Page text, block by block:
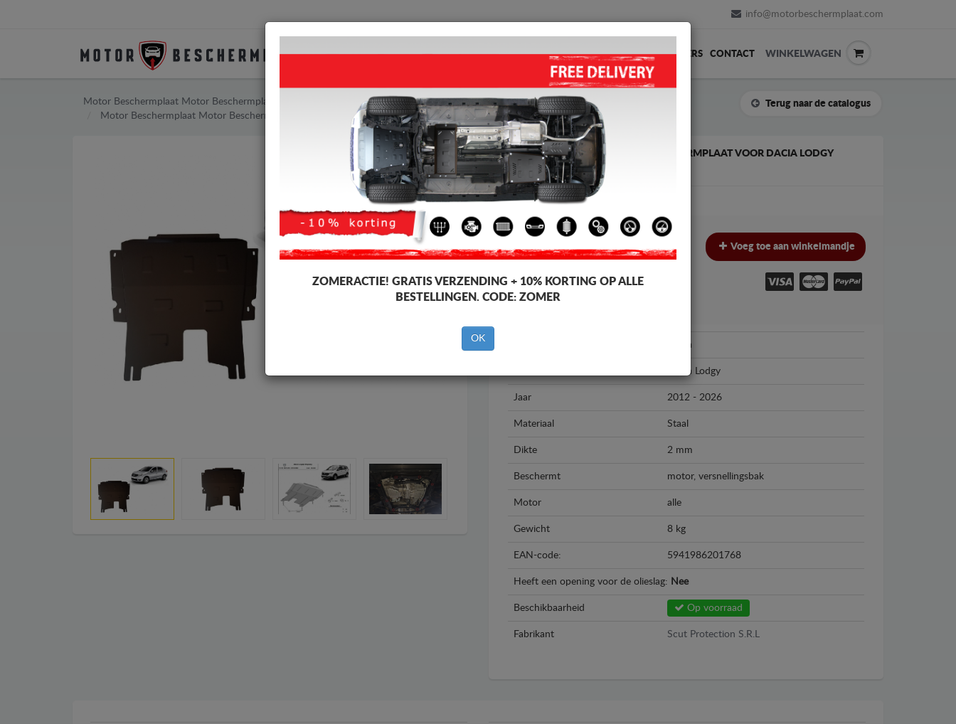
info@motorbeschermplaat.com
BESCHERMPLAAT HOME VERZENDING TERUGMELDING WEDERVERKOPERS CONTACT WINKELWAGEN
Motor Beschermplaat Motor Beschermplaat Dacia
Motor Beschermplaat Motor Beschermplaat Dacia Lodgy
Terug naar de catalogus
MOTOR EN VERSNELLINGSBAK BESCHERMPLAAT VOOR DACIA LODGY
STEPWAY (2012-2026)
Artikelcode: 06.042
162 €
129€
Incl. BTW
Voeg toe aan winkelmandje
Dacia
Dacia Lodgy
Jaar 2012 - 2026
Materiaal Staal
Dikte 2 mm
Beschermt motor, versnellingsbak
Motor alle
Gewicht 8 kg
EAN-code: 5941986201768
Heeft een opening voor de olieslag: Nee
Beschikbaarheid Op voorraad
Fabrikant Scut Protection S.R.L
ZOMERACTIE! GRATIS VERZENDING + 10% KORTING OP ALLE
BESTELLINGEN. CODE: ZOMER
OK